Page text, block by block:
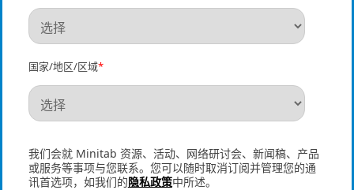
国家/地区/区域*
我们会就 Minitab 资源、活动、网络研讨会、新闻稿、产品
或服务等事项与您联系。您可以随时取消订阅并管理您的通
讯首选项，如我们的隐私政策中所述。